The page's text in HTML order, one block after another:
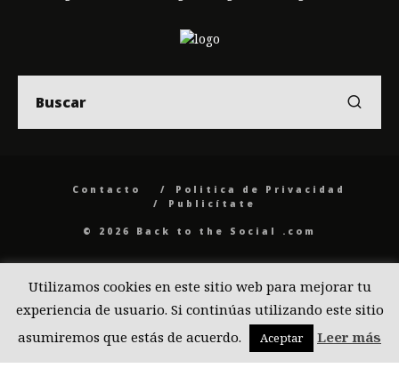
Contacto
Politica de Privacidad
Publicítate
© 2026 Back to the Social .com
Utilizamos cookies en este sitio web para mejorar tu
experiencia de usuario. Si continúas utilizando este sitio
asumiremos que estás de acuerdo.
Aceptar Leer más